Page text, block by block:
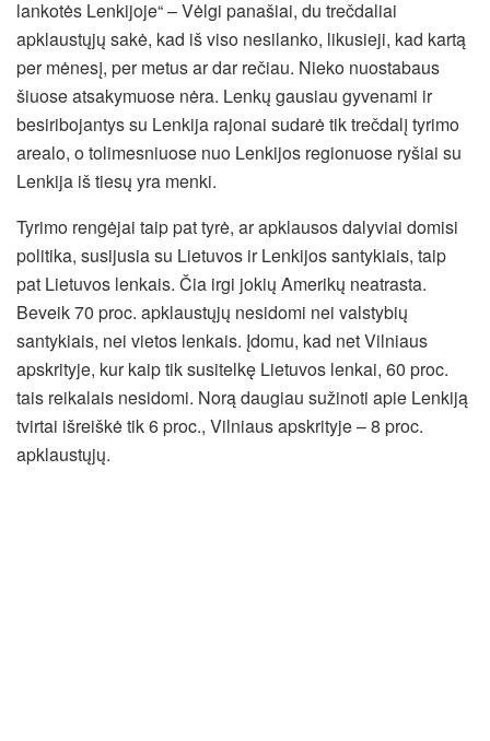
lankotės Lenkijoje“ – Vėlgi panašiai, du trečdaliai
apklaustųjų sakė, kad iš viso nesilanko, likusieji, kad kartą
per mėnesį, per metus ar dar rečiau. Nieko nuostabaus
šiuose atsakymuose nėra. Lenkų gausiau gyvenami ir
besiribojantys su Lenkija rajonai sudarė tik trečdalį tyrimo
arealo, o tolimesniuose nuo Lenkijos regionuose ryšiai su
Lenkija iš tiesų yra menki.
Tyrimo rengėjai taip pat tyrė, ar apklausos dalyviai domisi
politika, susijusia su Lietuvos ir Lenkijos santykiais, taip
pat Lietuvos lenkais. Čia irgi jokių Amerikų neatrasta.
Beveik 70 proc. apklaustųjų nesidomi nei valstybių
santykiais, nei vietos lenkais. Įdomu, kad net Vilniaus
apskrityje, kur kaip tik susitelkę Lietuvos lenkai, 60 proc.
tais reikalais nesidomi. Norą daugiau sužinoti apie Lenkiją
tvirtai išreiškė tik 6 proc., Vilniaus apskrityje – 8 proc.
apklaustųjų.